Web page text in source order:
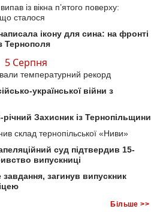
із вікна п’ятого поверху:
сталося
ікону для сина: на фронті
Тернополя
5 Серпня
температурний рекорд
української війни з
річний Захисник із Тернопільщини
склад тернопільської «Ниви»
суд підтвердив 15-
випускниці
загинув випускник
Більше >>